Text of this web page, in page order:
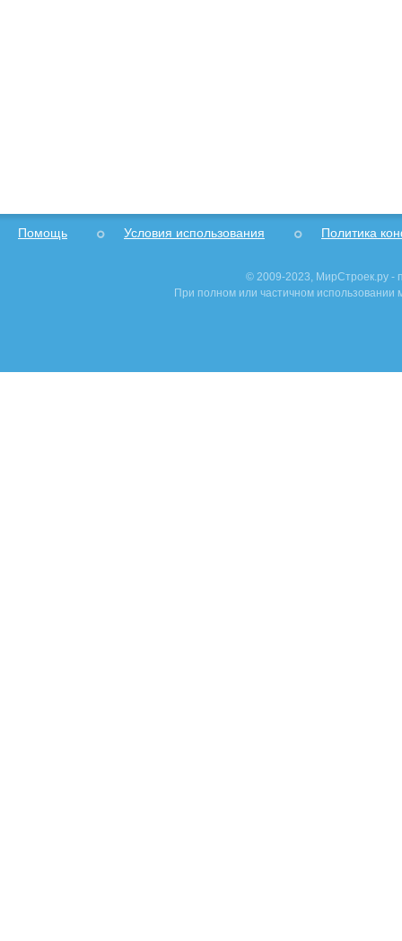
Помощь Условия использования Политика
© 2009-2023, МирСтроек.ру -
При полном или частичном использовании